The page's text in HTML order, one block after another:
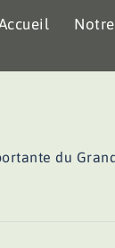
du